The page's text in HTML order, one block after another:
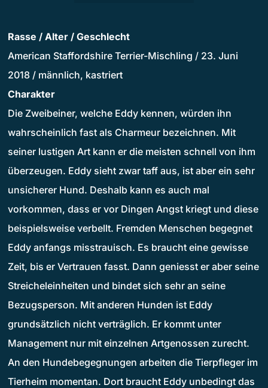
Rasse / Alter / Geschlecht
American Staffordshire Terrier-Mischling / 23. Juni
2018 / männlich, kastriert
Charakter
Die Zweibeiner, welche Eddy kennen, würden ihn
wahrscheinlich fast als Charmeur bezeichnen. Mit
seiner lustigen Art kann er die meisten schnell von ihm
überzeugen. Eddy sieht zwar taff aus, ist aber ein sehr
unsicherer Hund. Deshalb kann es auch mal
vorkommen, dass er vor Dingen Angst kriegt und diese
beispielsweise verbellt. Fremden Menschen begegnet
Eddy anfangs misstrauisch. Es braucht eine gewisse
Zeit, bis er Vertrauen fasst. Dann geniesst er aber seine
Streicheleinheiten und bindet sich sehr an seine
Bezugsperson. Mit anderen Hunden ist Eddy
grundsätzlich nicht verträglich. Er kommt unter
Management nur mit einzelnen Artgenossen zurecht.
An den Hundebegegnungen arbeiten die Tierpfleger im
Tierheim momentan. Dort braucht Eddy unbedingt das